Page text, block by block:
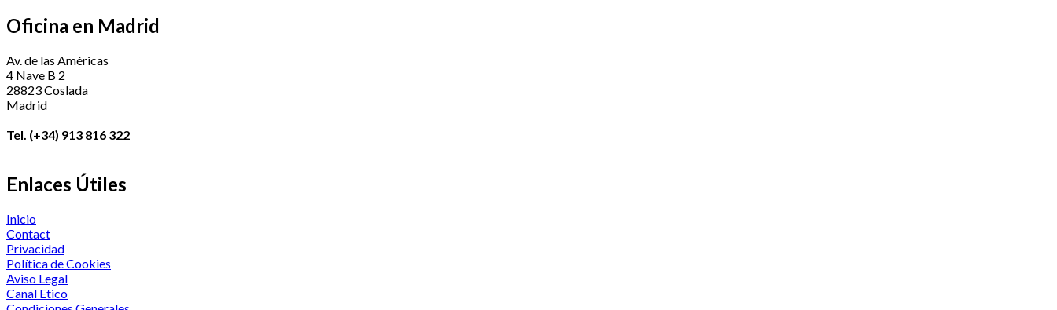
Oficina en Madrid
Av. de las Américas
4 Nave B 2
28823 Coslada
Madrid
Tel. (+34) 913 816 322
Enlaces Útiles
Inicio
Contact
Privacidad
Política de Cookies
Aviso Legal
Canal Etico